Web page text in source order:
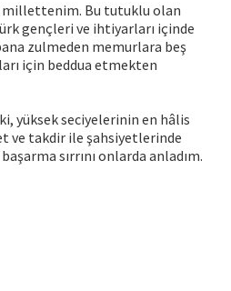
millettenim. Bu tutuklu olan
gençleri ve ihtiyarları içinde
zulmeden memurlara beş
için beddua etmekten
yüksek seciyelerinin en hâlis
ve takdir ile şahsiyetlerinde
sırrını onlarda anladım.